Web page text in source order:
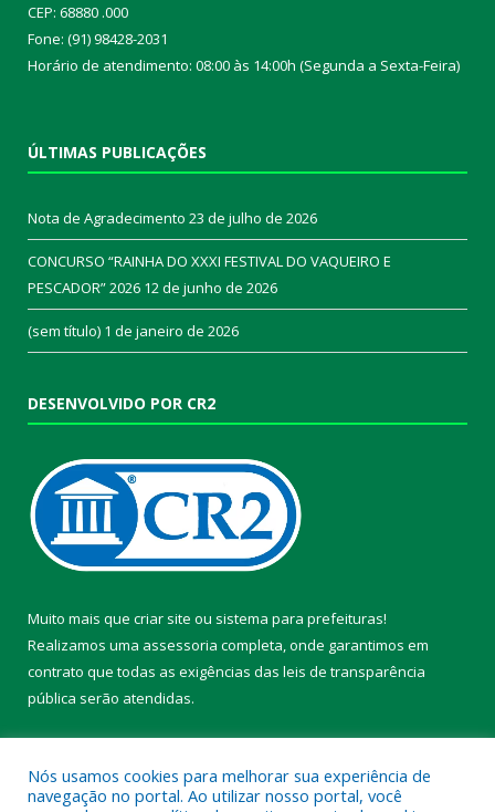
CEP: 68880 .000
Fone: (91) 98428-2031
Horário de atendimento: 08:00 às 14:00h (Segunda a Sexta-Feira)
ÚLTIMAS PUBLICAÇÕES
Nota de Agradecimento 23 de julho de 2026
CONCURSO “RAINHA DO XXXI FESTIVAL DO VAQUEIRO E
PESCADOR” 2026 12 de junho de 2026
(sem título) 1 de janeiro de 2026
DESENVOLVIDO POR CR2
Muito mais que criar site ou sistema para prefeituras!
Realizamos uma assessoria completa, onde garantimos em
contrato que todas as exigências das leis de transparência
pública serão atendidas.
Nós usamos cookies para melhorar sua experiência de
navegação no portal. Ao utilizar nosso portal, você